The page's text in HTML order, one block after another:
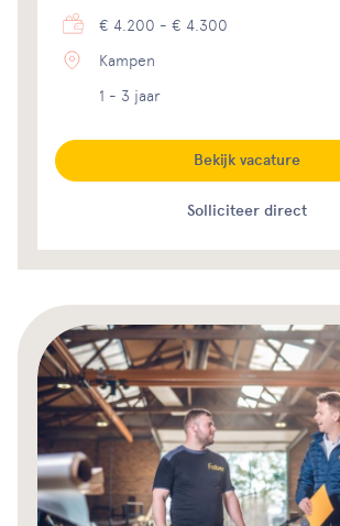
€ 4.200 - € 4.300
Kampen
1 - 3 jaar
Solliciteer direct
Bekijk vacature